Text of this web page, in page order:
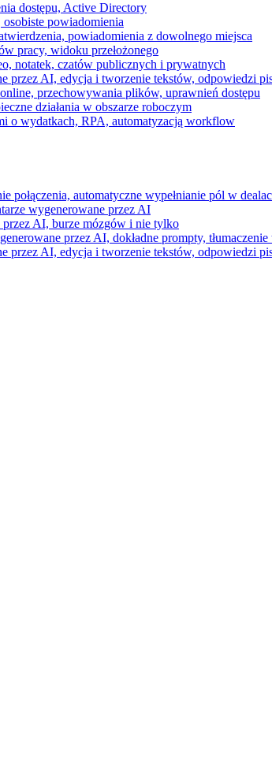
dostępu, Active Directory
powiadomienia
powiadomienia z dowolnego miejsca
pracy, widoku przełożonego
notatek, czatów publicznych i prywatnych
przez AI, edycja i tworzenie tekstów, odpowiedzi
przechowywania plików, uprawnień dostępu
działania w obszarze roboczym
o wydatkach, RPA, automatyzacją workflow
połączenia, automatyczne wypełnianie pól w
wygenerowane przez AI
przez AI, burze mózgów i nie tylko
przez AI, dokładne prompty,
przez AI, edycja i tworzenie tekstów, odpowiedzi